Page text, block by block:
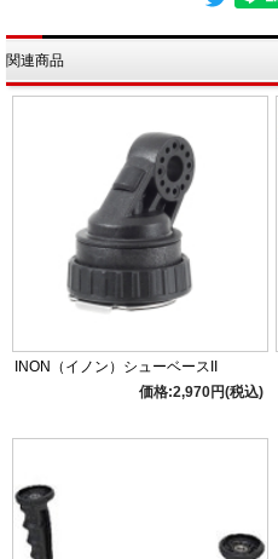
関連商品
INON（イノン）シューベースII
価格:2,970円(税込)